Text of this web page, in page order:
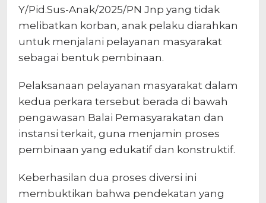
Y/Pid.Sus-Anak/2025/PN Jnp yang tidak
melibatkan korban, anak pelaku diarahkan
untuk menjalani pelayanan masyarakat
sebagai bentuk pembinaan.
Pelaksanaan pelayanan masyarakat dalam
kedua perkara tersebut berada di bawah
pengawasan Balai Pemasyarakatan dan
instansi terkait, guna menjamin proses
pembinaan yang edukatif dan konstruktif.
Keberhasilan dua proses diversi ini
membuktikan bahwa pendekatan yang